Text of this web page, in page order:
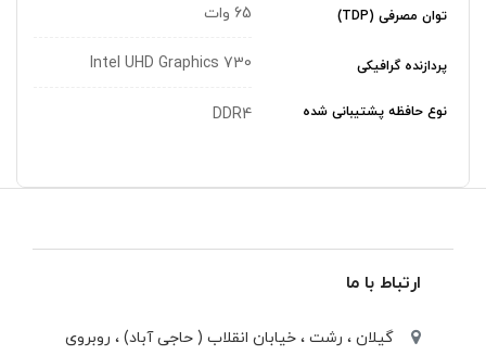
توان مصرفی (TDP) 65 وات
پردازنده گرافیکی Intel UHD Graphics 730
نوع حافظه پشتیبانی شده DDR4
ارتباط با ما
گیلان ، رشت ، خيابان انقلاب ( حاجی آباد) ، روبروی